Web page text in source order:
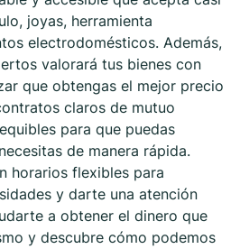
joyas, herramienta
electrodomésticos. Además,
valorará tus bienes con
que obtengas el mejor precio
claros de mutuo
para que puedas
de manera rápida.
horarios flexibles para
y darte una atención
a obtener el dinero que
y descubre cómo podemos